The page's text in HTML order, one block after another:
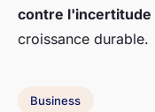
contre l'incertitude
croissance durable.
Business